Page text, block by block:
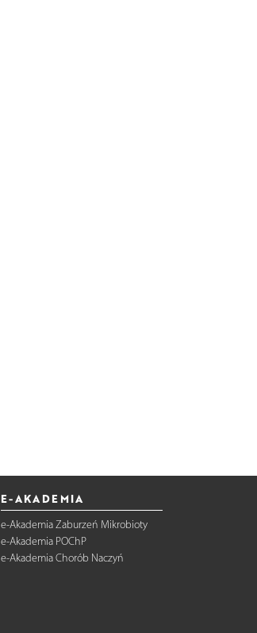
E-AKADEMIA
e-Akademia Zaburzeń Mikrobioty
e-Akademia POChP
e-Akademia Chorób Naczyń